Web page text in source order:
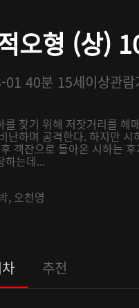
오형 (상)
01 40분 15세이상관람
를 찾기 위해 저잣거리를 헤
난하며 공격한다. 하지만
객잔으로 돌아온 시하는
하는데...
, 오천영
추천